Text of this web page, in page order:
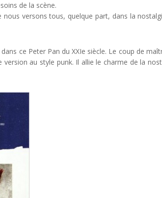
de la scène.
versons tous, quelque part, dans la
ce Peter Pan du XXIe siècle. Le coup de
au style punk. Il allie le charme de la